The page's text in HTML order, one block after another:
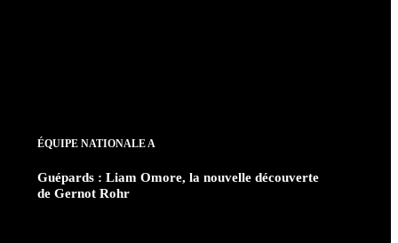
ÉQUIPE NATIONALE A
Guépards : Liam Omore, la nouvelle découverte
de Gernot Rohr